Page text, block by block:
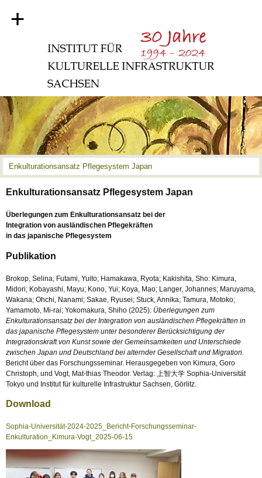
+
Enkulturationsansatz Pflegesystem Japan
Enkulturationsansatz Pflegesystem Japan
Überlegungen zum Enkulturationsansatz bei der
Integration von ausländischen Pflegekräften
in das japanische Pflegesystem
Publikation
Brokop, Selina; Futami, Yuito; Hamakawa, Ryota; Kakishita, Sho: Kimura,
Midori; Kobayashi, Mayu; Kono, Yui; Koya, Mao; Langer, Johannes; Maruyama,
Wakana; Ohchi, Nanami; Sakae, Ryusei; Stuck, Annika; Tamura, Motoko;
Yamamoto, Mi-rai; Yokomakura, Shiho (2025): Überlegungen zum
Enkulturationsansatz bei der Integration von ausländischen Pflegekräften in
das japanische Pflegesystem unter besonderer Berücksichtigung der
Integrationskraft von Kunst sowie der Gemeinsamkeiten und Unterschiede
zwischen Japan und Deutschland bei alternder Gesellschaft und Migration.
Bericht über das Forschungsseminar. Herausgegeben von Kimura, Goro
Christoph, und Vogt, Mat-thias Theodor. Verlag: 上智大学 Sophia-Universität
Tokyo und Institut für kulturelle Infrastruktur Sachsen, Görlitz.
Download
Sophia-Universität-2024-2025_Bericht-Forschungsseminar-
Enkulturation_Kimura-Vogt_2025-06-15